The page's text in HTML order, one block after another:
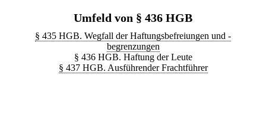
Umfeld von § 436 HGB
§ 435 HGB. Wegfall der Haftungsbefreiungen und -
begrenzungen
§ 436 HGB. Haftung der Leute
§ 437 HGB. Ausführender Frachtführer